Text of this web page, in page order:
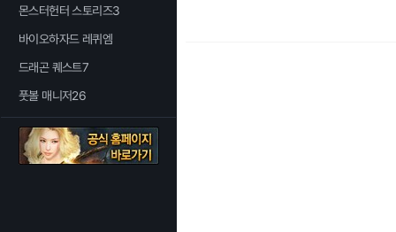
몬스터헌터 스토리즈3
바이오하자드 레퀴엠
드래곤 퀘스트7
풋볼 매니저26